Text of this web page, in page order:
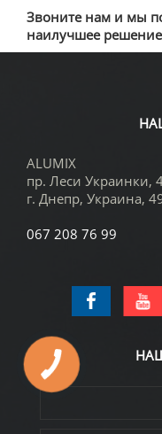
Звоните нам и мы
наилучшее
ALUMIX
пр. Леси Украинки,
г. Днепр, Украина,
067 208 76 99